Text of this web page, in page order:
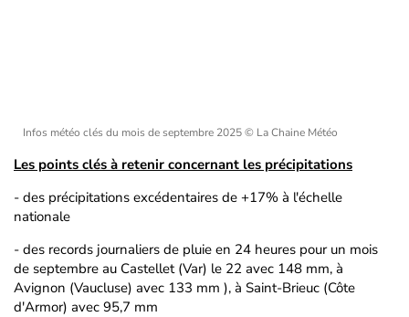
Infos météo clés du mois de septembre 2025© La Chaine Météo
Les points clés à retenir concernant les précipitations
- des précipitations excédentaires de +17% à l'échelle
nationale
- des records journaliers de pluie en 24 heures pour un mois
de septembre au Castellet (Var) le 22 avec 148 mm, à
Avignon (Vaucluse) avec 133 mm ), à Saint-Brieuc (Côte
d'Armor) avec 95,7 mm